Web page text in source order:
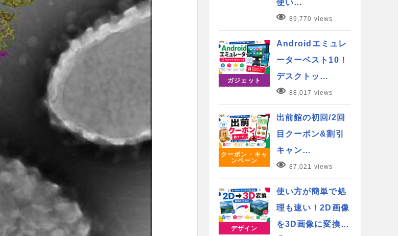
使い…
89,770 views
ガジェット
Androidエミュレ
ーターベスト10！
デスクトッ…
88,017 views
クーポン・キャ
ンペーン
出前館の初回/2回
目クーポン&割引
キャン…
87,021 views
デザイン
使い方が簡単で処
理も速い！2D画像
を3D画像に変換…